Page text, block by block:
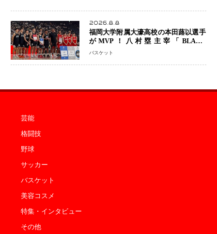
2026.8.8
福岡大学附属大濠高校の本田蕗以選手
がMVP！八村塁主宰「BLACK
SAMURAI SUMMIT 2026」で存在
なった」
バスケット
芸能
格闘技
野球
サッカー
バスケット
美容コスメ
特集・インタビュー
その他